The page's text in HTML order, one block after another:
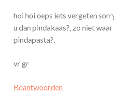
hoi hoi oeps iets vergeten
u dan pindakaas?, zo niet
pindapasta?.
vr gr
Beantwoorden